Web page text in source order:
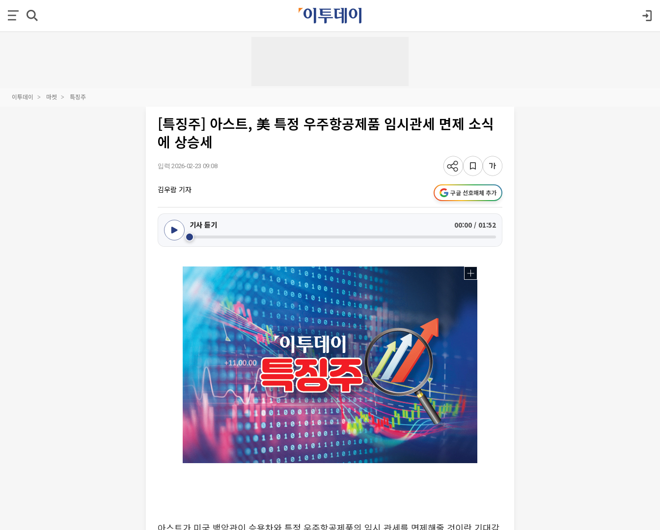
이투데이 마켓 특징주
[특징주] 아스트, 美 특정 우주항공제품 임시관세 면제 소식
에 상승세
입력 2026-02-23 09:08
김우람 기자 구글 선호매체 추가
기사 듣기 00:00 / 01:52